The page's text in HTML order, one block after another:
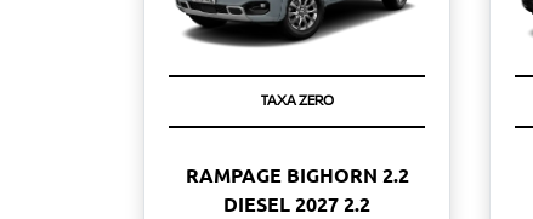
TAXA ZERO
RAMPAGE BIGHORN 2.2
DIESEL 2027 2.2